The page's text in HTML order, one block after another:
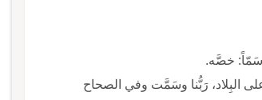
سَمّاً: خصَّه.
البِلاد، رَبُّنا وسَمَّت وفي الصحاح